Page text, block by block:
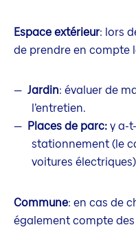
Espace extérieur: lors
de prendre en compte
Jardin: évaluer de
l’entretien.
Places de parc:y a-
stationnement (le
voitures
Commune: en cas de
également compte